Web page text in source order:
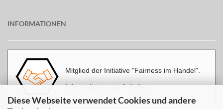
Diese Webseite verwendet Cookies und andere
INFORMATIONEN
Mitglied der Initiative "Fairness im Handel".
Informationen zur Initiative:
https://www.fairness-im-handel.de